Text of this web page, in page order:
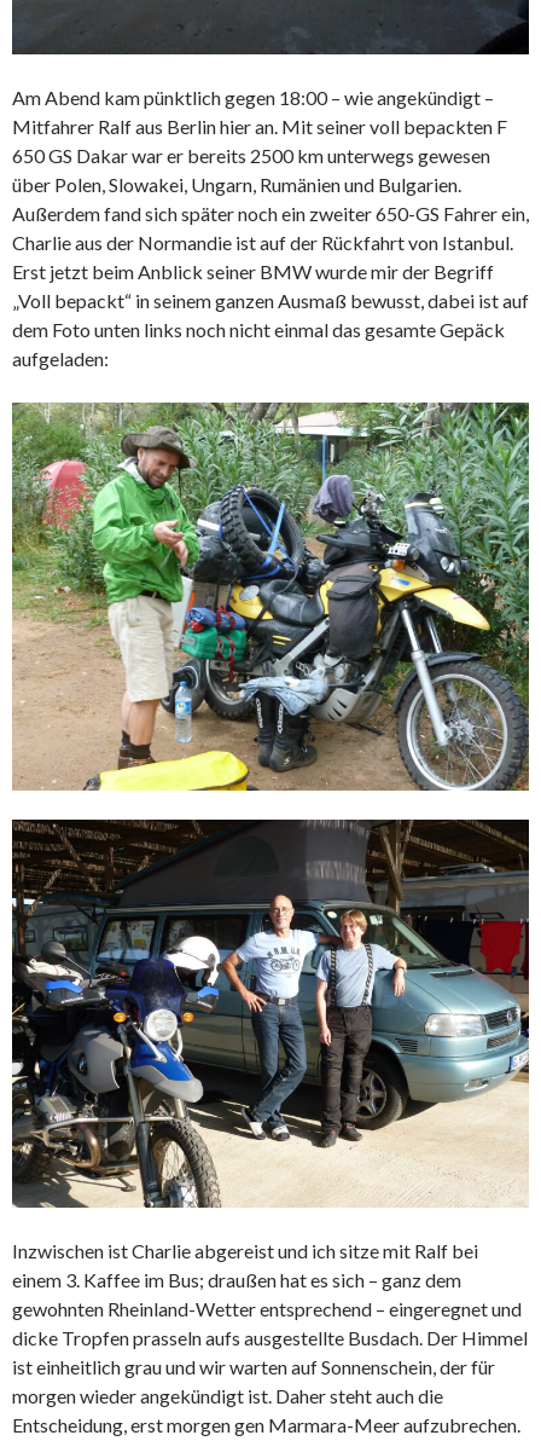
Am Abend kam pünktlich gegen 18:00 – wie angekündigt –
Mitfahrer Ralf aus Berlin hier an. Mit seiner voll bepackten F
650 GS Dakar war er bereits 2500 km unterwegs gewesen
über Polen, Slowakei, Ungarn, Rumänien und Bulgarien.
Außerdem fand sich später noch ein zweiter 650-GS Fahrer ein,
Charlie aus der Normandie ist auf der Rückfahrt von Istanbul.
Erst jetzt beim Anblick seiner BMW wurde mir der Begriff
„Voll bepackt“ in seinem ganzen Ausmaß bewusst, dabei ist auf
dem Foto unten links noch nicht einmal das gesamte Gepäck
aufgeladen:
Inzwischen ist Charlie abgereist und ich sitze mit Ralf bei
einem 3. Kaffee im Bus; draußen hat es sich – ganz dem
gewohnten Rheinland-Wetter entsprechend – eingeregnet und
dicke Tropfen prasseln aufs ausgestellte Busdach. Der Himmel
ist einheitlich grau und wir warten auf Sonnenschein, der für
morgen wieder angekündigt ist. Daher steht auch die
Entscheidung, erst morgen gen Marmara-Meer aufzubrechen.